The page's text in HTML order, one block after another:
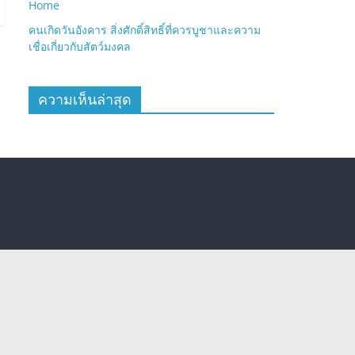
Home
คนเกิดวันอังคาร สิ่งศักดิ์สิทธิ์ที่ควรบูชาและความ
เชื่อเกี่ยวกับสัตว์มงคล
ความเห็นล่าสุด